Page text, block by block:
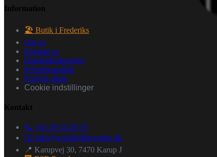
Information
🏖️ Butik i Frederiks
Om os
Kontakt os
Handelsbetingelser
Privatlivspolitik
Fortryd aftale
Cookie indstillinger
Kontakt
📞 +45 29 24 28 74
✉️ info@worldoffireworks.dk
📍 Karupvej 30, 7470 Karup J